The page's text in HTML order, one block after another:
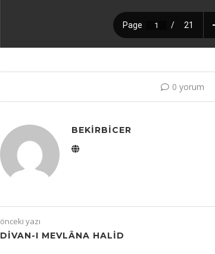
0 yorum
BEKIRBICER
önceki yazı
DIVAN-I MEVLÂNA HALID